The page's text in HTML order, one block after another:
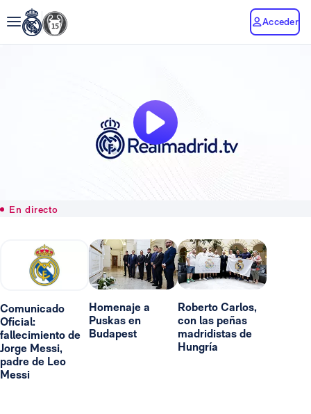
Acceder
En directo
Comunicado
Oficial:
fallecimiento de
Jorge Messi,
padre de Leo
Messi
Homenaje a
Puskas en
Budapest
Roberto Carlos,
con las peñas
madridistas de
Hungría